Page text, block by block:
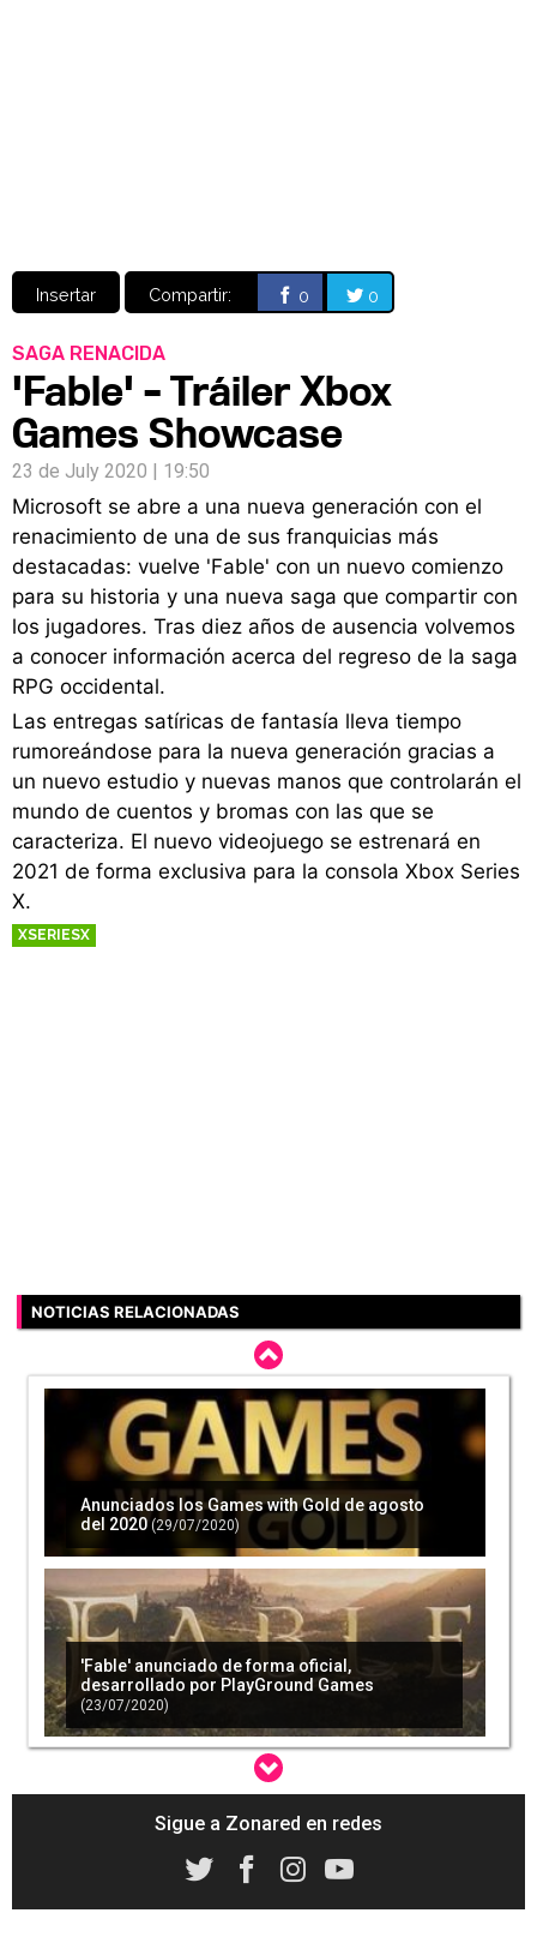
Insertar Compartir: 0 0
SAGA RENACIDA
'Fable' – Tráiler Xbox
Games Showcase
23 de July 2020 | 19:50
Microsoft se abre a una nueva generación con el
renacimiento de una de sus franquicias más
destacadas: vuelve 'Fable' con un nuevo comienzo
para su historia y una nueva saga que compartir con
los jugadores. Tras diez años de ausencia volvemos
a conocer información acerca del regreso de la saga
RPG occidental.
Las entregas satíricas de fantasía lleva tiempo
rumoreándose para la nueva generación gracias a
un nuevo estudio y nuevas manos que controlarán el
mundo de cuentos y bromas con las que se
caracteriza. El nuevo videojuego se estrenará en
2021 de forma exclusiva para la consola Xbox Series
X.
XSERIESX
NOTICIAS RELACIONADAS
Anunciados los Games with Gold de agosto
del 2020 (29/07/2020)
'Fable' anunciado de forma oficial,
desarrollado por PlayGround Games
(23/07/2020)
Microsoft: 'Fable' logrará un equilibrio entre
las viejas ideas y las nuevas
(28/07/2020)
Sigue a Zonared en redes